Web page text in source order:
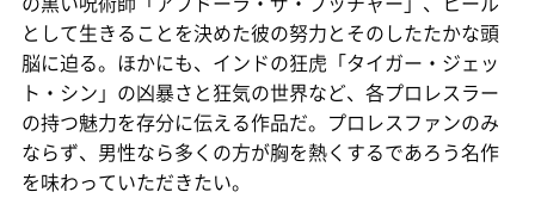
として生きることを決めた彼の努力とそのしたたかな頭
脳に迫る。ほかにも、インドの狂虎「タイガー・ジェッ
ト・シン」の凶暴さと狂気の世界など、各プロレスラー
の持つ魅力を存分に伝える作品だ。プロレスファンのみ
ならず、男性なら多くの方が胸を熱くするであろう名作
を味わっていただきたい。